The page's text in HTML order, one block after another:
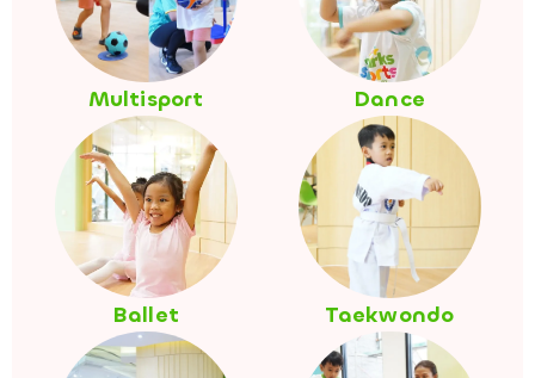
Multisport Dance
Ballet Taekwondo